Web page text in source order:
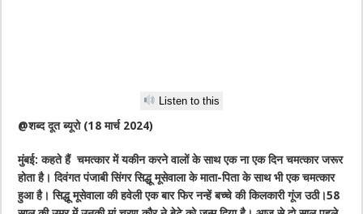
Listen to this
@शब्द दूत ब्यूरो (18 मार्च 2024)
मुंबई: कहते हैं चमत्कार में यकीन करने वालों के साथ एक ना एक दिन चमत्कार जरूर
होता है। दिवंगत पंजाबी सिंगर सिद्धू मूसेवाला के माता-पिता के साथ भी एक चमत्कार
हुआ है। सिद्धू मूसेवाला की हवेली एक बार फिर नन्हें बच्चे की किलकारी गूंज उठी।58